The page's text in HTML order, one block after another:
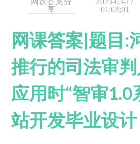
享
01:03:01
网课答案|题目:
推行的司法审
应用时“智审1.0
站开发毕业设计